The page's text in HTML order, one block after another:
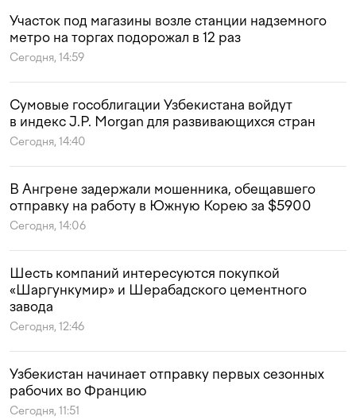
Участок под магазины возле станции надземного
метро на торгах подорожал в 12 раз
Сегодня, 14:59
Сумовые гособлигации Узбекистана войдут
в индекс J.P. Morgan для развивающихся стран
Сегодня, 14:40
В Ангрене задержали мошенника, обещавшего
отправку на работу в Южную Корею за $5900
Сегодня, 14:06
Шесть компаний интересуются покупкой
«Шаргункумир» и Шерабадского цементного
завода
Сегодня, 12:46
Узбекистан начинает отправку первых сезонных
рабочих во Францию
Сегодня, 11:51